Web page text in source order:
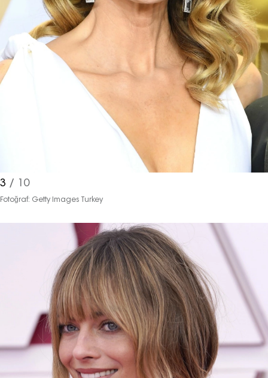
3 / 10
Fotoğraf: Getty Images Turkey